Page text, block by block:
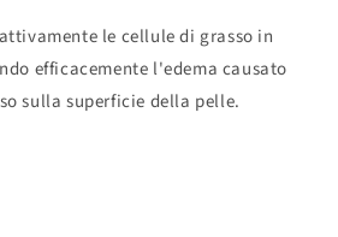
le cellule di grasso in
efficacemente l'edema causato
sulla superficie della pelle.